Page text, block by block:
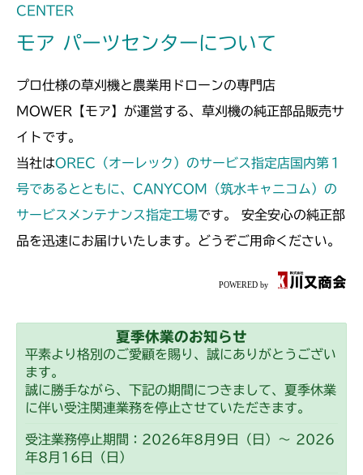
CHST 補修部品 FIG2 NO.3635～
CMX186
本体 FIG21 刈刃ブレーキ
CMX224
本体 FIG33 4WD切替
本体 FIG30 デフロック
本体 FIG31 4WD切替
CMX251
本体 FIG31 4WD切替
本体 FIG30 デフロック
CMX2202YC
本体 FIG39 デフロック
本体 FIG40 4WD切替
CMX2202YCV/YCS
本体 FIG26 AWD切替
本体 FIG22 デフロック
CMX2402HC
CENTER
モア パーツセンターについて
プロ仕様の草刈機と農業用ドローンの専門店
MOWER【モア】が運営する、草刈機の純正部品販売サ
イトです。
当社はOREC（オーレック）のサービス指定店国内第１
号であるとともに、CANYCOM（筑水キャニコム）の
サービスメンテナンス指定工場です。 安全安心の純正部
品を迅速にお届けいたします。どうぞご用命ください。
夏季休業のお知らせ
平素より格別のご愛顧を賜り、誠にありがとうござい
ます。
誠に勝手ながら、下記の期間につきまして、夏季休業
に伴い受注関連業務を停止させていただきます。
受注業務停止期間：2026年8月9日（日）～ 2026
年8月16日（日）